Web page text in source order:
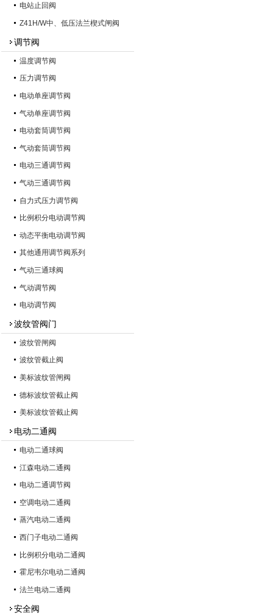
电站止回阀
Z41H/W中、低压法兰楔式闸阀
调节阀
温度调节阀
压力调节阀
电动单座调节阀
气动单座调节阀
电动套筒调节阀
气动套筒调节阀
电动三通调节阀
气动三通调节阀
自力式压力调节阀
比例积分电动调节阀
动态平衡电动调节阀
其他通用调节阀系列
气动三通球阀
气动调节阀
电动调节阀
波纹管阀门
波纹管闸阀
波纹管截止阀
美标波纹管闸阀
德标波纹管截止阀
美标波纹管截止阀
电动二通阀
电动二通球阀
江森电动二通阀
电动二通调节阀
空调电动二通阀
蒸汽电动二通阀
西门子电动二通阀
比例积分电动二通阀
霍尼韦尔电动二通阀
法兰电动二通阀
安全阀